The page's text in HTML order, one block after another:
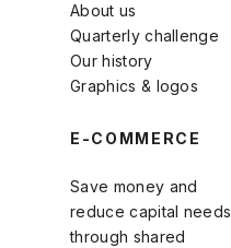
About us
Quarterly challenge
Our history
Graphics & logos
E-COMMERCE
Save money and
reduce capital needs
through shared